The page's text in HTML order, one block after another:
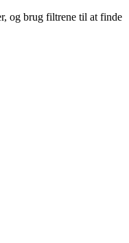
og brug filtrene til at finde